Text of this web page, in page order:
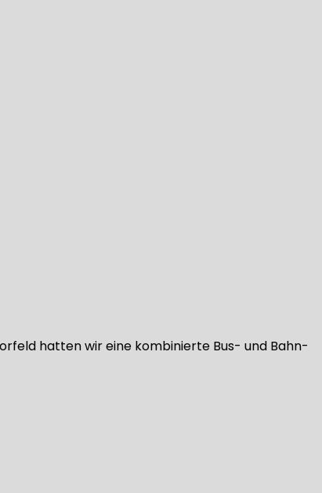
hatten wir eine kombinierte Bus- und Bahn-